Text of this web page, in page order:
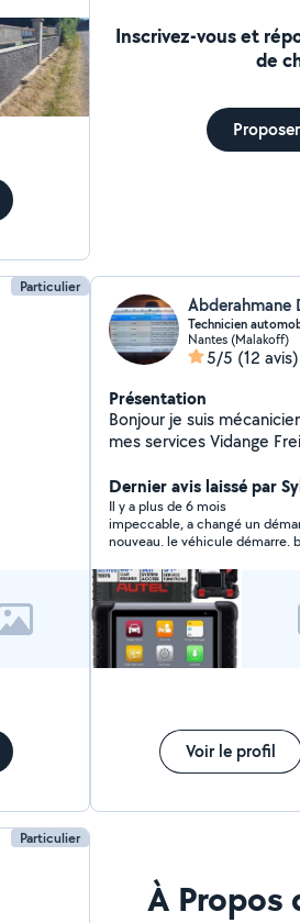
Inscrivez-vous et
de
Particulier
Abderahmane
Technicien
Nantes (Malakoff)
5/5 (12 avis)
Présentation
Bonjour je suis
mes services Vidange Freinage Suspension Tout type
général
Dernier avis laissé par
Il y a plus de 6 mois
impeccable, a changé un
nouveau. le véhicule
Voir le profil
Particulier
À Propos